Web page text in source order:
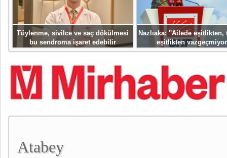
Tüylenme, sivilce ve saç dökülmesi
bu sendroma işaret edebilir
Nazlıaka: ''Ailede eşitlikten,
eşitlikten
Atabey